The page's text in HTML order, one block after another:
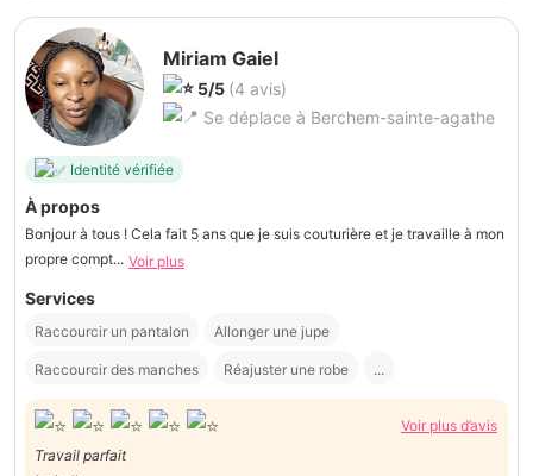
Miriam Gaiel
5/5 (4 avis)
Se déplace à Berchem-sainte-agathe
Identité vérifiée
À propos
Bonjour à tous ! Cela fait 5 ans que je suis couturière et je travaille à mon
propre compt... Voir plus
Services
Raccourcir un pantalon Allonger une jupe
Raccourcir des manches Réajuster une robe ...
Voir plus d’avis
Travail parfait